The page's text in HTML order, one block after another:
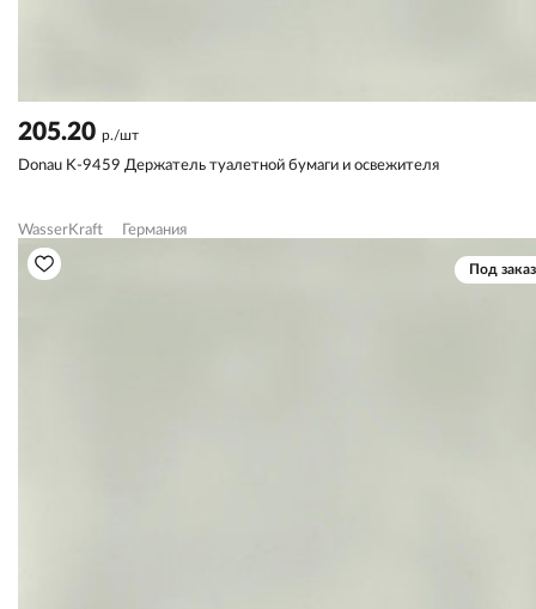
205.20 р./шт
Donau K-9459 Держатель туалетной бумаги и освежителя
WasserKraft Германия
Под заказ